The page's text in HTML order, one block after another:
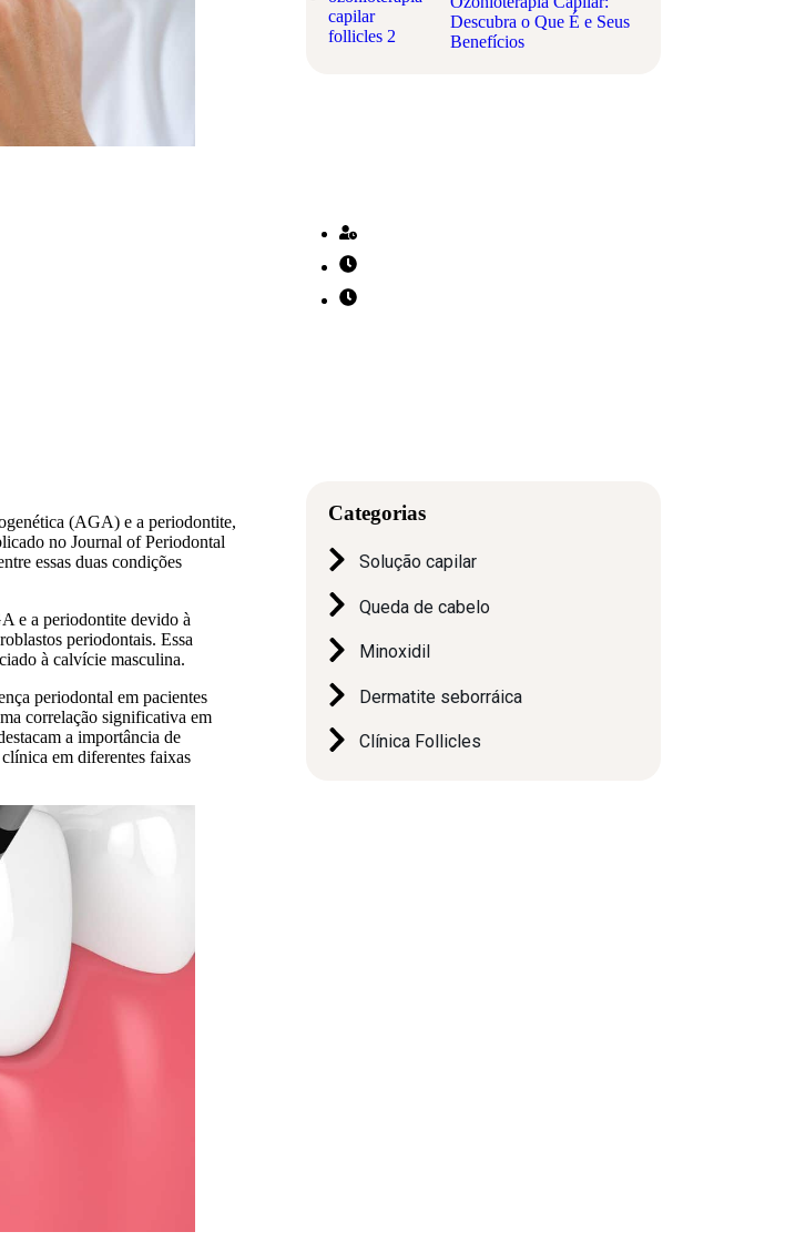
(AGA) e a periodontite,
no Journal of Periodontal
essas duas condições
e a periodontite devido à
periodontais. Essa
à calvície masculina.
periodontal em pacientes
correlação significativa em
a importância de
em diferentes faixas
Descubra o Que É e Seus
Benefícios
Categorias
Solução capilar
Queda de cabelo
Minoxidil
Dermatite seborráica
Clínica Follicles